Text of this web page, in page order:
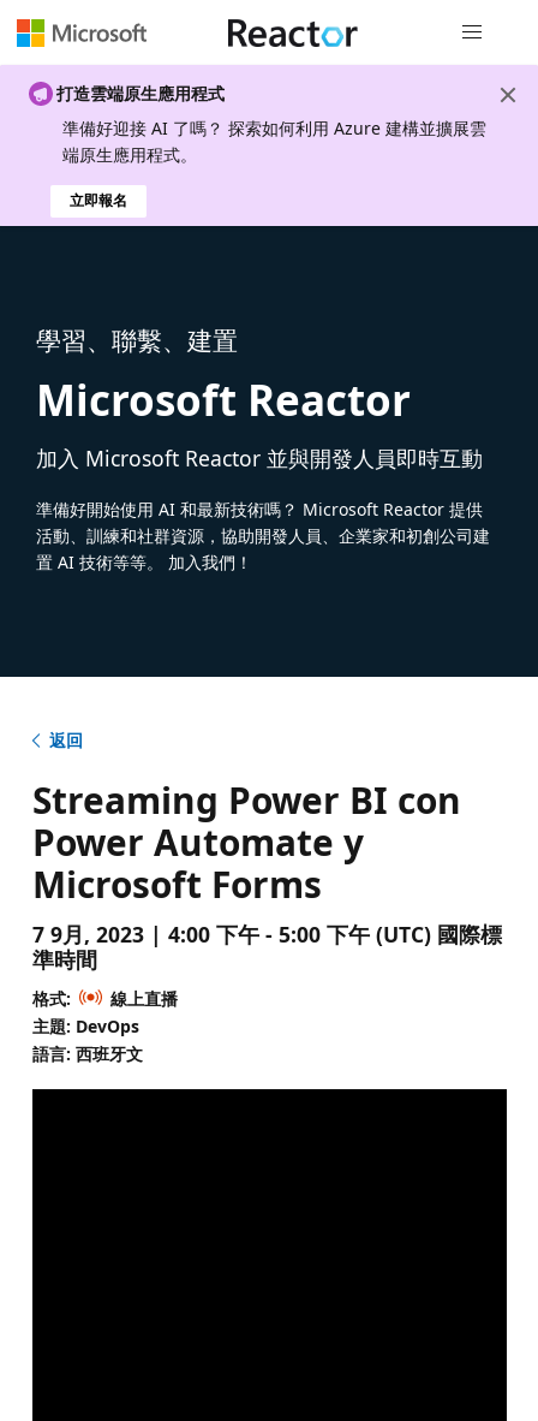
打造雲端原生應用程式
準備好迎接 AI 了嗎？ 探索如何利用 Azure 建構並擴展雲
端原生應用程式。
立即報名
學習、聯繫、建置
Microsoft Reactor
加入 Microsoft Reactor 並與開發人員即時互動
準備好開始使用 AI 和最新技術嗎？ Microsoft Reactor 提供
活動、訓練和社群資源，協助開發人員、企業家和初創公司建
置 AI 技術等等。 加入我們！
返回
Streaming Power BI con
Power Automate y
Microsoft Forms
7 9月, 2023 | 4:00 下午 - 5:00 下午 (UTC) 國際標
準時間
格式:
線上直播
主題: DevOps
語言: 西班牙文